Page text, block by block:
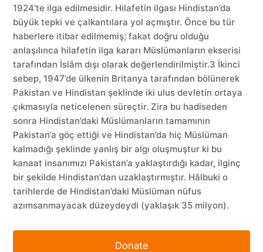
1924’te ilga edilmesidir. Hilafetin ilgası Hindistan’da
büyük tepki ve çalkantılara yol açmıştır. Önce bu tür
haberlere itibar edilmemiş; fakat doğru olduğu
anlaşılınca hilafetin ilga kararı Müslümanların ekserisi
tarafından İslâm dışı olarak değerlendirilmiştir.3 İkinci
sebep, 1947’de ülkenin Britanya tarafından bölünerek
Pakistan ve Hindistan şeklinde iki ulus devletin ortaya
çıkmasıyla neticelenen süreçtir. Zira bu hadiseden
sonra Hindistan’daki Müslümanların tamamının
Pakistan’a göç ettiği ve Hindistan’da hiç Müslüman
kalmadığı şeklinde yanlış bir algı oluşmuştur ki bu
kanaat insanımızı Pakistan’a yaklaştırdığı kadar, ilginç
bir şekilde Hindistan’dan uzaklaştırmıştır. Hâlbuki o
tarihlerde de Hindistan’daki Müslüman nüfus
azımsanmayacak düzeydeydi (yaklaşık 35 milyon).
Donate